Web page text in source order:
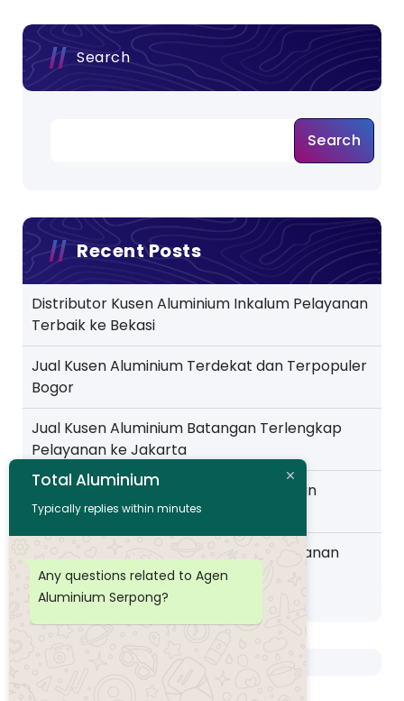
Search
Search
Recent Posts
Distributor Kusen Aluminium Inkalum Pelayanan
Terbaik ke Bekasi
Jual Kusen Aluminium Terdekat dan Terpopuler
Bogor
Jual Kusen Aluminium Batangan Terlengkap
Pelayanan ke Jakarta
Toko Kusen Aluminium Murah Pelayanan
Wilayah Pemalang
Distributor Kusen Aluminium Murah layanan
Wilayah Purwokerto
Total Aluminium
Typically replies within minutes
Any questions related to Agen
Aluminium Serpong?